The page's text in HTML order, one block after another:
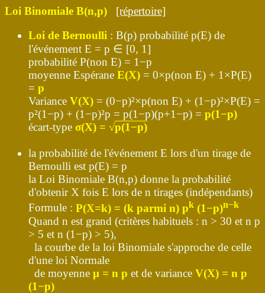
Loi Binomiale B(n,p)
[répertoire]
Loi de Bernoulli : B(p) probabilité p(E) de
l'événement E = p ∈ [0, 1]
probabilité P(non E) = 1−p
moyenne Espérane E(X) = 0×p(non E) + 1×P(E)
= p
Variance V(X) = (0−p)²×p(non E) + (1−p)²×P(E) =
p²(1−p) + (1−p)²p = p(1−p)(p+1−p) = p(1−p)
écart-type σ(X) = √p(1−p)
la probabilité de l'événement E lors d'un tirage de
Bernoulli est p(E) = p
la Loi Binomiale B(n,p) donne la probabilité
d'obtenir X fois E lors de n tirages (indépendants)
Formule : P(X=k) = (k parmi n) pk (1−p)n−k
Quand n est grand (critères habituels : n > 30 et n p
> 5 et n (1−p) > 5),
la courbe de la loi Binomiale s'approche de celle
d'une loi Normale
de moyenne μ = n p et de variance V(X) = n p
(1−p)